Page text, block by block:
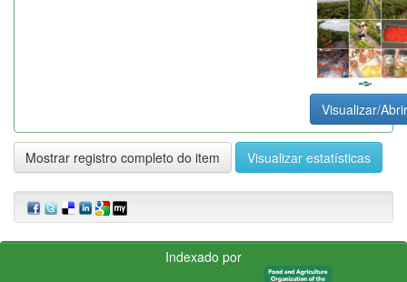
Visualizar/Abrir
Mostrar registro completo do item Visualizar estatísticas
Indexado por